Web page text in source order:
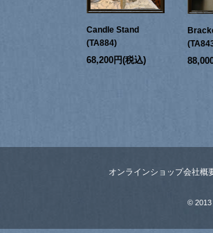
Candle Stand
(TA884)
68,200円(税込)
オンラインショップ会社概
© 2013